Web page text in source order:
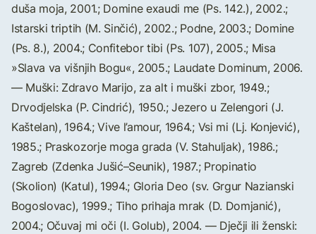
duša moja, 2001.; Domine exaudi me (Ps. 142.), 2002.;
Istarski triptih (M. Sinčić), 2002.; Podne, 2003.; Domine
(Ps. 8.), 2004.; Confitebor tibi (Ps. 107), 2005.; Misa
»Slava va višnjih Bogu«, 2005.; Laudate Dominum, 2006.
— Muški: Zdravo Marijo, za alt i muški zbor, 1949.;
Drvodjelska (P. Cindrić), 1950.; Jezero u Zelengori (J.
Kaštelan), 1964.; Vive l’amour, 1964.; Vsi mi (Lj. Konjević),
1985.; Praskozorje moga grada (V. Stahuljak), 1986.;
Zagreb (Zdenka Jušić–Seunik), 1987.; Propinatio
(Skolion) (Katul), 1994.; Gloria Deo (sv. Grgur Nazianski
Bogoslovac), 1999.; Tiho prihaja mrak (D. Domjanić),
2004.; Očuvaj mi oči (I. Golub), 2004. — Dječji ili ženski: